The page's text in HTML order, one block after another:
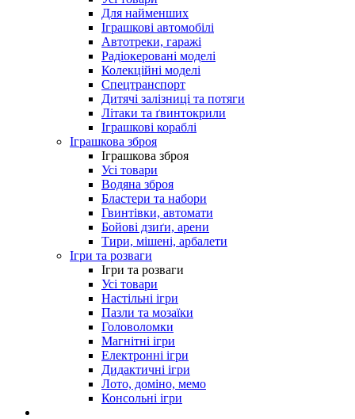
Для найменших
Іграшкові автомобілі
Автотреки, гаражі
Радіокеровані моделі
Колекційні моделі
Спецтранспорт
Дитячі залізниці та потяги
Літаки та ґвинтокрили
Іграшкові кораблі
Іграшкова зброя
Іграшкова зброя
Усі товари
Водяна зброя
Бластери та набори
Гвинтівки, автомати
Бойові дзиґи, арени
Тири, мішені, арбалети
Ігри та розваги
Ігри та розваги
Усі товари
Настільні ігри
Пазли та мозаїки
Головоломки
Магнітні ігри
Електронні ігри
Дидактичні ігри
Лото, доміно, мемо
Консольні ігри